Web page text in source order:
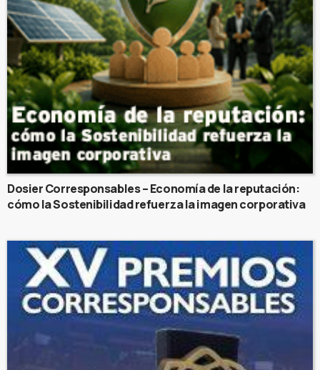
Dosier Corresponsables – Economía de la reputación:
cómo la Sostenibilidad refuerza la imagen corporativa